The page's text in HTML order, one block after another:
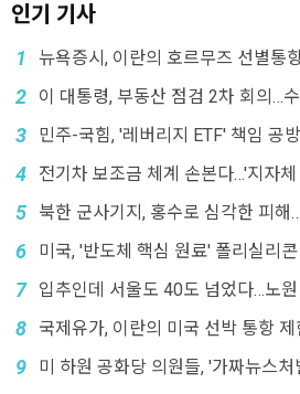
인기 기사
1 뉴욕증시, 이란의 호르무즈 선별통
2 이 대통령, 부동산 점검 2차 회의…
3 민주-국힘, '레버리지 ETF' 책임 공
4 전기차 보조금 체계 손본다…'지자
5 북한 군사기지, 홍수로 심각한 피해
6 미국, '반도체 핵심 원료' 폴리실리
7 입추인데 서울도 40도 넘었다…노
8 국제유가, 이란의 미국 선박 통항
9 미 하원 공화당 의원들, '가짜뉴스